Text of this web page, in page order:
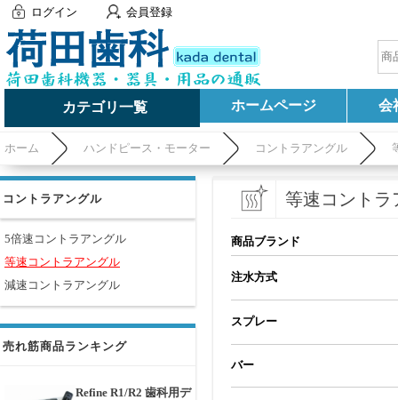
ログイン 会員登録
カテゴリ一覧 ホームページ 会
ホーム ハンドピース・モーター コントラアングル
コントラアングル
5倍速コントラアングル
等速コントラアングル
減速コントラアングル
売れ筋商品ランキング
Refine R1/R2 歯科用デ
等速コントラ
商品ブランド
注水方式
スプレー
バー